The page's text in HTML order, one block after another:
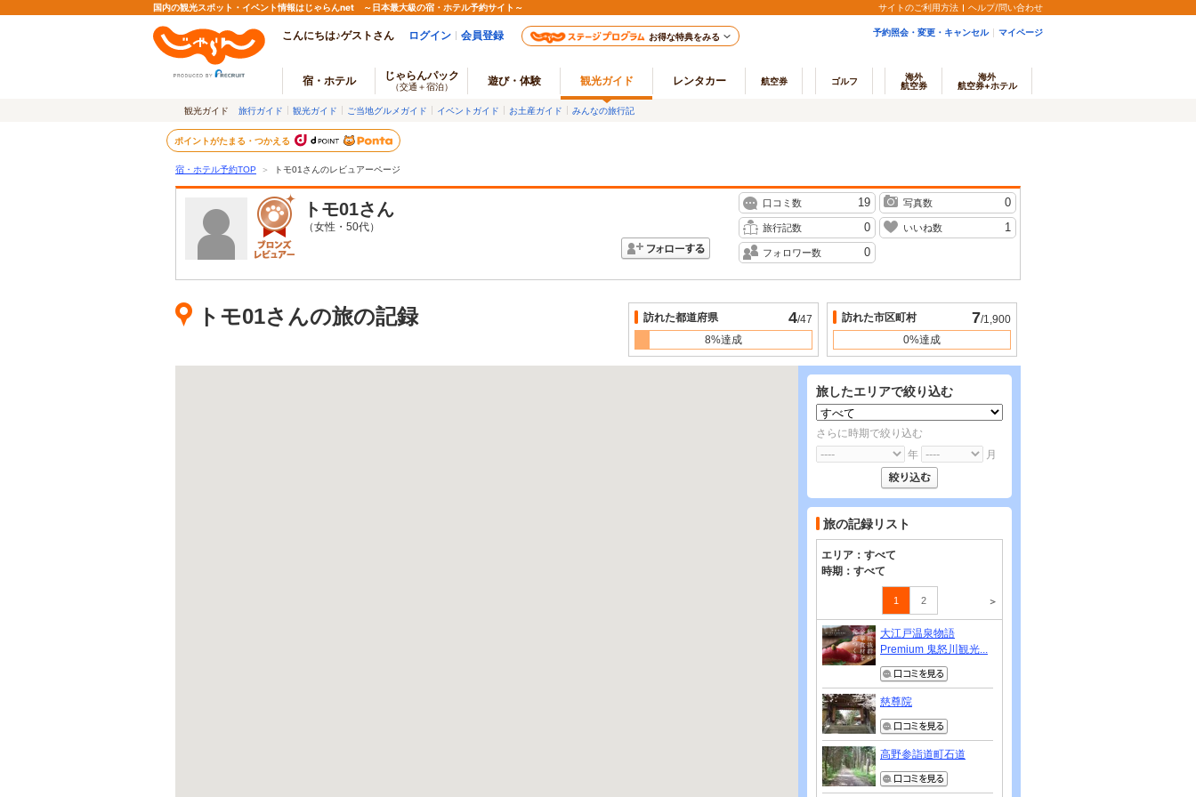
国内の観光スポット・イベント情報はじゃらんnet ～日本最大級の宿・ホテル予約サイト～ サイトのご利用方法 ヘルプ/問い合わせ
こんにちは♪ゲストさん ログイン 会員登録 お得な特典をみる 予約照会・変更・キャンセル マイページ
宿・ホテル じゃらんパック
（交通＋宿泊） 遊び・体験 観光ガイド レンタカー 航空券 ゴルフ
海外
航空券
海外
航空券+ホテル
観光ガイド 旅行ガイド 観光ガイド ご当地グルメガイド イベントガイド お土産ガイド みんなの旅行記
ポイントがたまる・つかえる
宿・ホテル予約TOP ＞ トモ01さんのレビュアーページ
トモ01さん
（女性・50代）
口コミ数 19 写真数 0
旅行記数 0 いいね数 1
フォロワー数 0
トモ01さんの旅の記録 訪れた都道府県 4/47
8%達成
訪れた市区町村 7/1,900
0%達成
旅したエリアで絞り込む
さらに時期で絞り込む
年
月
旅の記録リスト
エリア： すべて
時期： すべて
1 2 ＞
大江戸温泉物語
Premium 鬼怒川観光...
慈尊院
高野参詣道町石道